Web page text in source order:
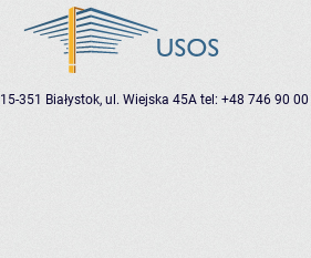
15-351 Białystok, ul. Wiejska 45A tel: +48 746 90 00